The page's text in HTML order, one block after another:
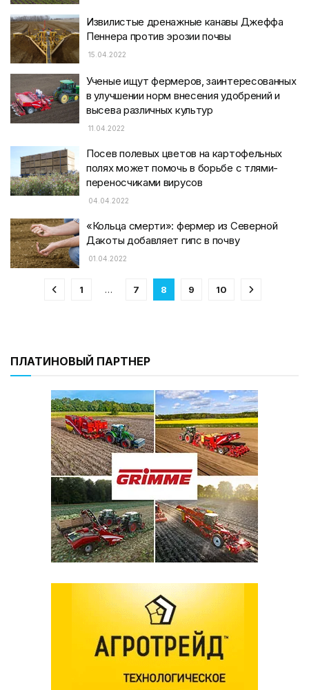
Извилистые дренажные канавы Джеффа
Пеннера против эрозии почвы
15.04.2022
Ученые ищут фермеров, заинтересованных
в улучшении норм внесения удобрений и
высева различных культур
11.04.2022
Посев полевых цветов на картофельных
полях может помочь в борьбе с тлями-
переносчиками вирусов
04.04.2022
«Кольца смерти»: фермер из Северной
Дакоты добавляет гипс в почву
01.04.2022
1 … 7 8 9 10
ПЛАТИНОВЫЙ ПАРТНЕР